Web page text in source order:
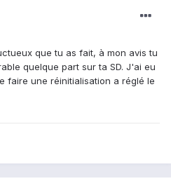
que tu as fait, à mon avis tu
quelque part sur ta SD. J'ai eu
faire une réinitialisation a réglé le